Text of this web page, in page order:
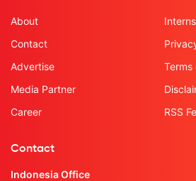
About
Contact
Advertise
Media Partner
Career
Terms
RSS
Contact
Indonesia Office